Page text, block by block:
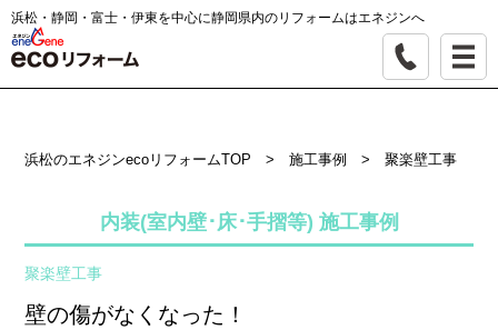
浜松・静岡・富士・伊東を中心に静岡県内のリフォームはエネジンへ
浜松のエネジンecoリフォームTOP >施工事例 >聚楽壁工事
内装(室内壁･床･手摺等) 施工事例
聚楽壁工事
壁の傷がなくなった！